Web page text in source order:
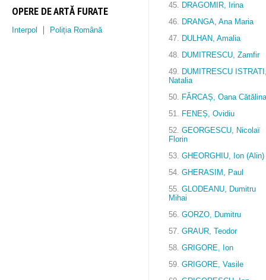
OPERE DE ARTĂ FURATE
Interpol Poliția Română
45. DRAGOMIR, Irina
46. DRANGA, Ana Maria
47. DULHAN, Amalia
48. DUMITRESCU, Zamfir
49. DUMITRESCU
Natalia
50. FĂRCAȘ, Oana Cătălina
51. FENEȘ, Ovidiu
52. GEORGESCU, Nicolaï
Florin
53. GHEORGHIU, Ion (Alin)
54. GHERASIM, Paul
55. GLODEANU, Dumitru
Mihai
56. GORZO, Dumitru
57. GRAUR, Teodor
58. GRIGORE, Ion
59. GRIGORE, Vasile